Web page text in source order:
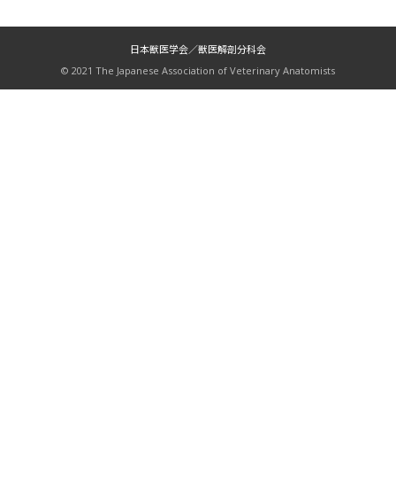
日本獣医学会／獣医解剖分科会
© 2021 The Japanese Association of Veterinary Anatomists